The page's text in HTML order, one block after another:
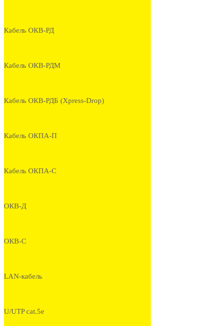
Кабель ОКВ-РД
Кабель ОКВ-РДМ
Кабель ОКВ-РДБ (Xpress-Drop)
Кабель ОКПА-П
Кабель ОКПА-С
ОКВ-Д
ОКВ-С
LAN-кабель
U/UTP cat.5e